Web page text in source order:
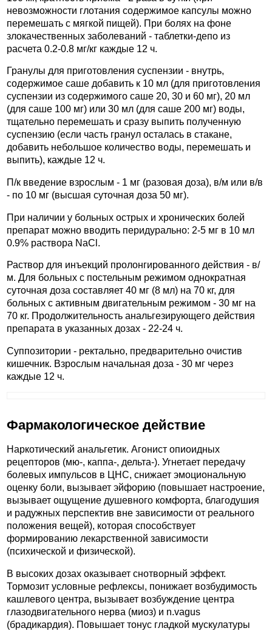
невозможности глотания содержимое капсулы можно
перемешать с мягкой пищей). При болях на фоне
злокачественных заболеваний - таблетки-депо из
расчета 0.2-0.8 мг/кг каждые 12 ч.
Гранулы для приготовления суспензии - внутрь,
содержимое саше добавить к 10 мл (для приготовления
суспензии из содержимого саше 20, 30 и 60 мг), 20 мл
(для саше 100 мг) или 30 мл (для саше 200 мг) воды,
тщательно перемешать и сразу выпить полученную
суспензию (если часть гранул осталась в стакане,
добавить небольшое количество воды, перемешать и
выпить), каждые 12 ч.
П/к введение взрослым - 1 мг (разовая доза), в/м или в/в
- по 10 мг (высшая суточная доза 50 мг).
При наличии у больных острых и хронических болей
препарат можно вводить перидурально: 2-5 мг в 10 мл
0.9% раствора NaCl.
Раствор для инъекций пролонгированного действия - в/
м. Для больных с постельным режимом однократная
суточная доза составляет 40 мг (8 мл) на 70 кг, для
больных с активным двигательным режимом - 30 мг на
70 кг. Продолжительность анальгезирующего действия
препарата в указанных дозах - 22-24 ч.
Суппозитории - ректально, предварительно очистив
кишечник. Взрослым начальная доза - 30 мг через
каждые 12 ч.
Фармакологическое действие
Наркотический анальгетик. Агонист опиоидных
рецепторов (мю-, каппа-, дельта-). Угнетает передачу
болевых импульсов в ЦНС, снижает эмоциональную
оценку боли, вызывает эйфорию (повышает настроение,
вызывает ощущение душевного комфорта, благодушия
и радужных перспектив вне зависимости от реального
положения вещей), которая способствует
формированию лекарственной зависимости
(психической и физической).
В высоких дозах оказывает снотворный эффект.
Тормозит условные рефлексы, понижает возбудимость
кашлевого центра, вызывает возбуждение центра
глазодвигательного нерва (миоз) и n.vagus
(брадикардия). Повышает тонус гладкой мускулатуры